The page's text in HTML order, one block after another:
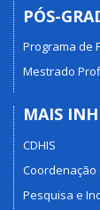
PÓS-
Programa de
Mestrado
MAIS
CDHIS
Coordenação
Pesquisa e